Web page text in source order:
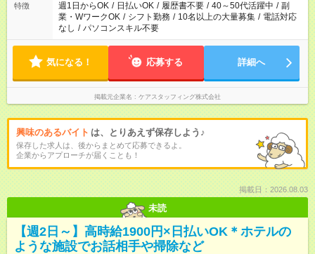
特徴 週1日からOK / 日払いOK / 履歴書不要 / 40～50代活躍中 / 副
業・WワークOK / シフト勤務 / 10名以上の大量募集 / 電話対応
なし / パソコンスキル不要
気になる！ 応募する 詳細へ
掲載元企業名 ケアスタッフィング株式会社
興味のあるバイト は、とりあえず保存しよう♪
保存した求人は、後からまとめて応募できるよ。
企業からアプローチが届くことも！
掲載日：2026.08.03
未読
【週2日～】高時給1900円×日払いOK＊ホテルの
ような施設でお話相手や掃除など